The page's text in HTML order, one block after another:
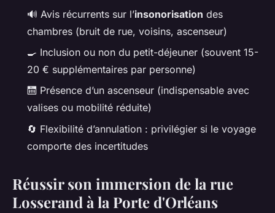
🔊 Avis récurrents sur l’insonorisation des
chambres (bruit de rue, voisins, ascenseur)
🍳 Inclusion ou non du petit-déjeuner (souvent 15-
20 € supplémentaires par personne)
🛗 Présence d’un ascenseur (indispensable avec
valises ou mobilité réduite)
🔄 Flexibilité d’annulation : privilégier si le voyage
comporte des incertitudes
Réussir son immersion de la rue
Losserand à la Porte d'Orléans